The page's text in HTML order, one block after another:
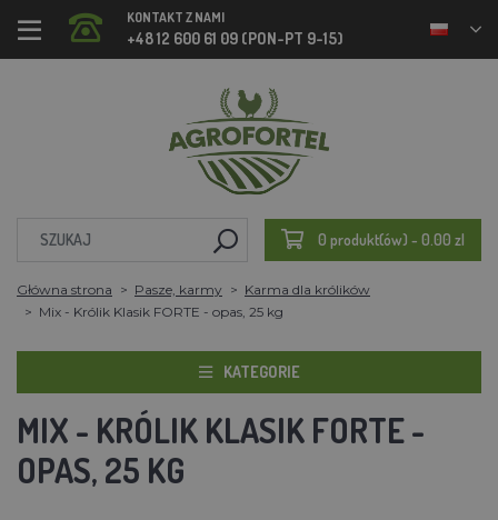
KONTAKT Z NAMI
+48 12 600 61 09 (PON-PT 9-15)
0 produkt(ów) - 0.00 zl
Główna strona Pasze, karmy
Karma dla królików
Mix - Królik Klasik FORTE - opas, 25 kg
KATEGORIE
MIX - KRÓLIK KLASIK FORTE -
OPAS, 25 KG